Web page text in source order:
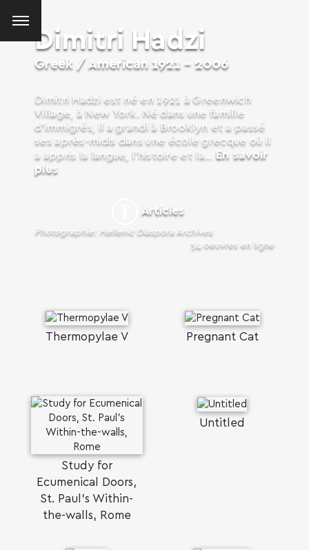
Dimitri Hadzi
Greek / American 1921 - 2006
Dimitri Hadzi est né en 1921 à Greenwich
Village, à New York. Né dans une famille
d’immigrés, il a grandi à Brooklyn et a passé
ses après-midis dans une école grecque où il
a appris la langue, l’histoire et la...En savoir
plus
Articles
Photographie: Hellenic Diaspora Archives
54 oeuvres en ligne
Thermopylae V Pregnant Cat
Study for
Ecumenical Doors,
St. Paul's Within-
the-walls, Rome
Untitled